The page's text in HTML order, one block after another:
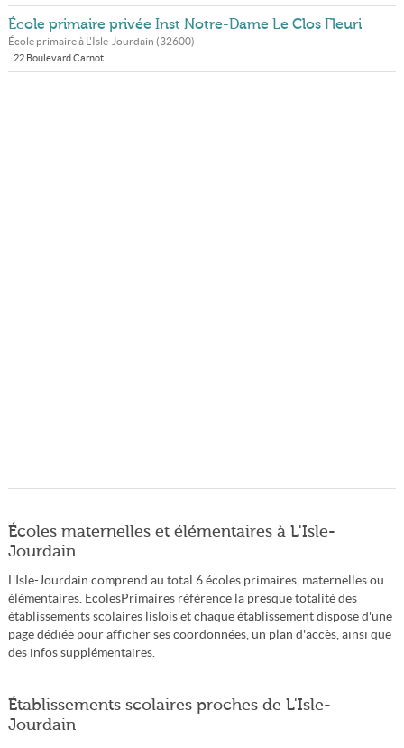
École primaire privée Inst Notre-Dame Le Clos Fleuri
École primaire à L'Isle-Jourdain (32600)
22 Boulevard Carnot
Écoles maternelles et élémentaires à L'Isle-
Jourdain
L'Isle-Jourdain comprend au total 6 écoles primaires, maternelles ou
élémentaires. EcolesPrimaires référence la presque totalité des
établissements scolaires lislois et chaque établissement dispose d'une
page dédiée pour afficher ses coordonnées, un plan d'accès, ainsi que
des infos supplémentaires.
Établissements scolaires proches de L'Isle-
Jourdain